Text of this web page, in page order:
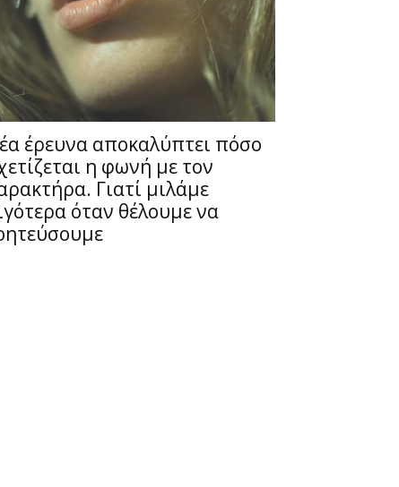
έρευνα αποκαλύπτει πόσο
η φωνή με τον
Γιατί μιλάμε
όταν θέλουμε να